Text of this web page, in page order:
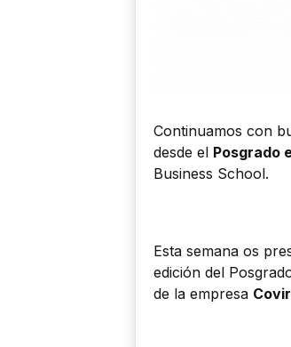
Continuamos con
desde el Posgrado
Business School.
Esta semana os
edición del
de la empresa